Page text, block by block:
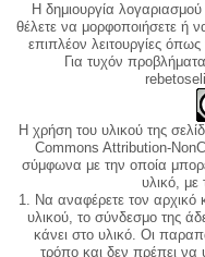
Η δημιουργία
θέλετε να μορφοποιήσετε ή
επιπλέον λειτουργίες
Για τυχόν προβλήματα
Η χρήση του υλικού της
Commons Attribution-
σύμφωνα με την οποία
υλικό, με
1. Να αναφέρετε τον αρχικό
υλικού, το σύνδεσμο της
κάνει στο υλικό. Οι
τρόπο και δεν πρέπει να